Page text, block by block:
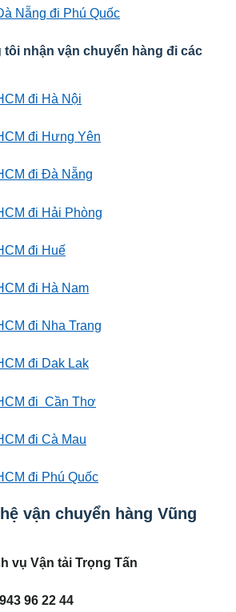
Nẵng đi Phú Quốc
tôi nhận vận chuyển hàng đi các
đi Hà Nội
đi Hưng Yên
đi Đà Nẵng
đi Hải Phòng
đi Huế
đi Hà Nam
đi Nha Trang
đi Dak Lak
đi Cần Thơ
đi Cà Mau
đi Phú Quốc
vận chuyển hàng Vũng
vụ Vận tải Trọng Tấn
96 22 44